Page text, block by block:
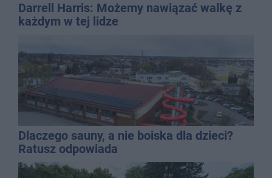
Darrell Harris: Możemy nawiązać walkę z
każdym w tej lidze
Dlaczego sauny, a nie boiska dla dzieci?
Ratusz odpowiada